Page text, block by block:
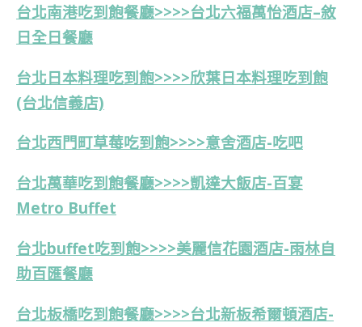
台北南港吃到飽餐廳>>>>台北六福萬怡酒店–敘
日全日餐廳
台北日本料理吃到飽>>>>欣葉日本料理吃到飽
(台北信義店)
台北西門町草莓吃到飽>>>>意舍酒店-吃吧
台北萬華吃到飽餐廳>>>>凱達大飯店-百宴
Metro Buffet
台北buffet吃到飽>>>>美麗信花園酒店-雨林自
助百匯餐廳
台北板橋吃到飽餐廳>>>>台北新板希爾頓酒店-